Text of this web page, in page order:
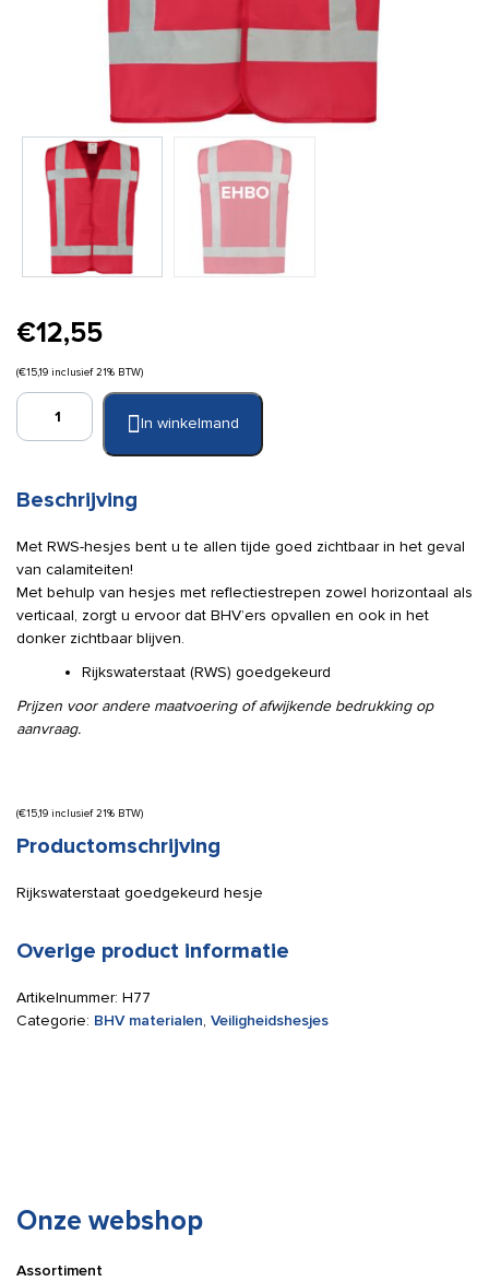
€12,55
(€15,19 inclusief 21% BTW)
Hesje
EHBO
XL-
XXL
aantal
In winkelmand
Beschrijving
Met RWS-hesjes bent u te allen tijde goed zichtbaar in het geval
van calamiteiten!
Met behulp van hesjes met reflectiestrepen zowel horizontaal als
verticaal, zorgt u ervoor dat BHV’ers opvallen en ook in het
donker zichtbaar blijven.
Rijkswaterstaat (RWS) goedgekeurd
Prijzen voor andere maatvoering of afwijkende bedrukking op
aanvraag.
(€15,19 inclusief 21% BTW)
Productomschrijving
Rijkswaterstaat goedgekeurd hesje
Overige product informatie
Artikelnummer: H77
Categorie: BHV materialen, Veiligheidshesjes
Onze webshop
Assortiment